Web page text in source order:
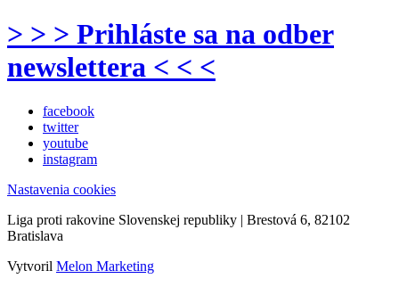
> > > Prihláste sa na odber
newslettera < < <
facebook
twitter
youtube
instagram
Nastavenia cookies
Liga proti rakovine Slovenskej republiky | Brestová 6, 82102
Bratislava
Vytvoril Melon Marketing